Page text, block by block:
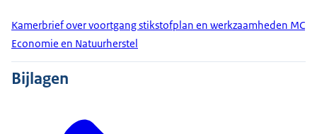
Kamerbrief over voortgang stikstofplan en werkzaamheden MC
Economie en Natuurherstel
Bijlagen